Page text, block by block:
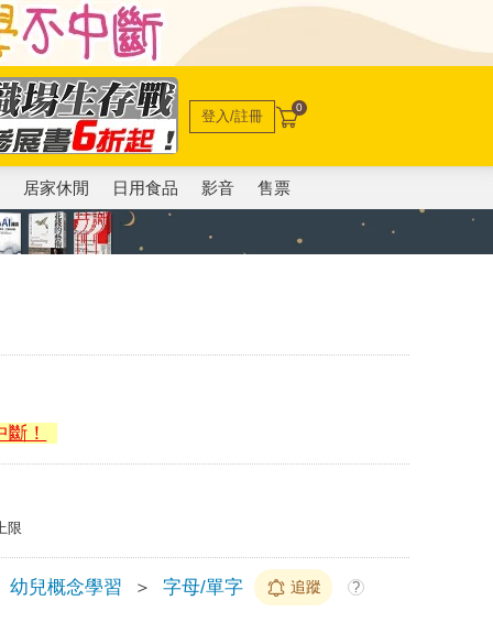
登入/註冊 0
居家休閒 日用食品 影音 售票
！
限
幼兒概念學習 ＞ 字母/單字 追蹤 ?